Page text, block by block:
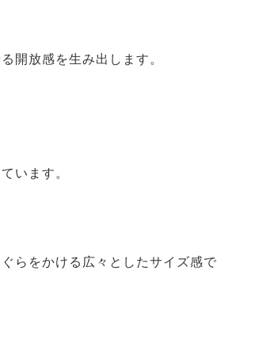
開放感を生み出します。
います。
らをかける広々としたサイズ感で